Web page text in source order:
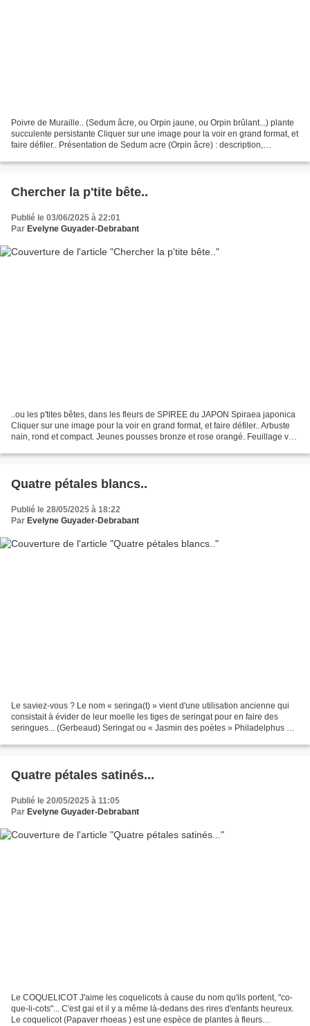
Poivre de Muraille.. (Sedum âcre, ou Orpin jaune, ou Orpin brûlant...) plante
succulente persistante Cliquer sur une image pour la voir en grand format, et
faire défiler.. Présentation de Sedum acre (Orpin âcre) : description,
Chercher la p'tite bête..
Publié le 03/06/2025 à 22:01
Par Evelyne Guyader-Debrabant
..ou les p'tites bêtes, dans les fleurs de SPIREE du JAPON Spiraea japonica
Cliquer sur une image pour la voir en grand format, et faire défiler.. Arbuste
nain, rond et compact. Jeunes pousses bronze et rose orangé. Feuillage vert
Quatre pétales blancs..
Publié le 28/05/2025 à 18:22
Par Evelyne Guyader-Debrabant
Le saviez-vous ? Le nom « seringa(t) » vient d'une utilisation ancienne qui
consistait à évider de leur moelle les tiges de seringat pour en faire des
seringues... (Gerbeaud) Seringat ou « Jasmin des poètes » Philadelphus est
Quatre pétales satinés...
Publié le 20/05/2025 à 11:05
Par Evelyne Guyader-Debrabant
Le COQUELICOT J'aime les coquelicots à cause du nom qu'ils portent, "co-
que-li-cots"... C'est gai et il y a même là-dedans des rires d'enfants heureux.
Le coquelicot (Papaver rhoeas ) est une espèce de plantes à fleurs